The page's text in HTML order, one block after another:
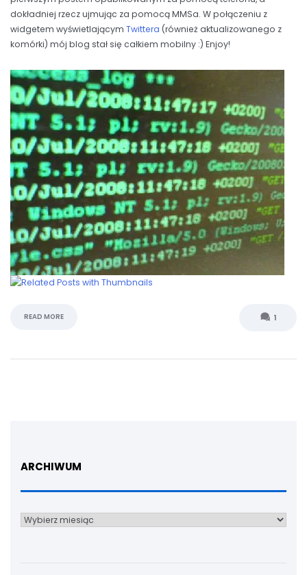
dokładniej rzecz ujmując za pomocą MMSa. W połączeniu z
widgetem wyświetlającym Twittera (również aktualizowanego z
komórki) mój blog stał się całkiem mobilny :) Enjoy!
READ MORE 1
ARCHIWUM
Archiwum